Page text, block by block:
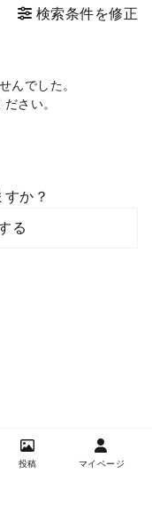
検索条件を修正
んでした。
さい。
か？
る
投稿 マイページ